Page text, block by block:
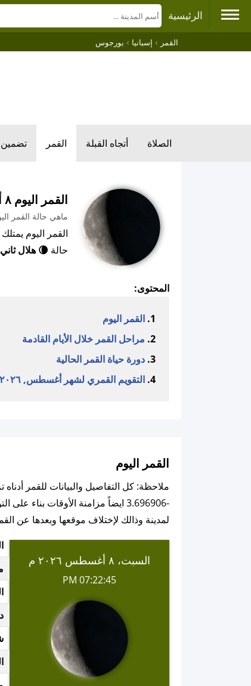
الرئيسية
القمر › إسبانيا › بورجوس
الصلاة أتجاه القبلة القمر
القمر اليوم ٨ أغسطس ٢٠٢٦ م
ماهي حالة القمر
حالة 🌘 هلال ثاني
المحتوى:
القمر اليوم
مراحل القمر خلال الأيام القادمة
دورة حياة القمر الحالية
التقويم القمري لشهر أغسطس, ٢٠٢٦
القمر اليوم
لمدينة وذالك لإختلاف موقعها وبعدها عن
السبت، ٨ أغسطس ٢٠٢٦ م
07:22:45 PM